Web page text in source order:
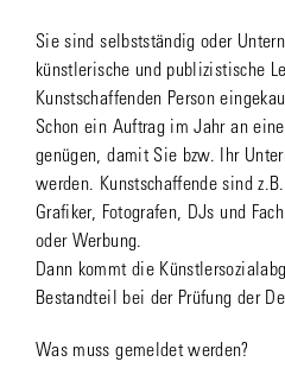
Sie sind selbstständig oder
künstlerische und publizistische
Kunstschaffenden Person
Schon ein Auftrag im Jahr an
genügen, damit Sie bzw. Ihr
werden. Kunstschaffende sind
Grafiker, Fotografen, DJs und
oder Werbung.
Dann kommt die
Bestandteil bei der Prüfung der
Was muss gemeldet werden?